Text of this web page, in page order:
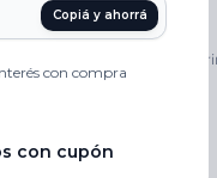
Ampk
Creatina HCl (60